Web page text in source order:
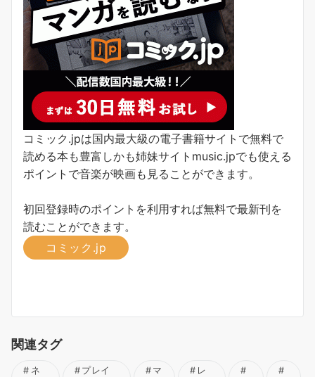
コミック.jpは国内最大級の電子書籍サイトで無料で
読める本も豊富しかも姉妹サイトmusic.jpでも使える
ポイントで音楽が映画も見ることができます。
初回登録時のポイントを利用すれば無料で最新刊を
読むことができます。
コミック.jp
関連タグ
ネ
プレイ
マ
レ